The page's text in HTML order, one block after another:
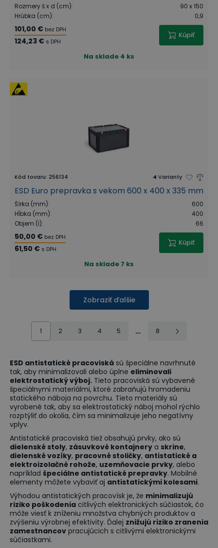
Rozmery š x d (cm):
90 x 150
Hrúbka (cm): 0,9
101,00 € bez DPH
124,23 € s DPH
Kúpiť
Na sklade 4 ks
Kód tovaru: 256134 4 Varianty
ESD Euro prepravka s vekom 600 x 400 x 335 mm
Šírka (mm):
600
Hĺbka (mm):
400
Objem (l): 66
50,00 € bez DPH
61,50 € s DPH
Kúpiť
Na sklade 7 ks
Zobraziť ďalšie
1 2 3 4 5 … 8
ESD antistatické pracoviská sú špeciálne navrhnuté
tak, aby minimalizovali alebo úplne eliminovali
elektrostatický výboj. Tieto pracoviská sú vybavené
špeciálnymi materiálmi, ktoré zabraňujú hromadeniu
statického náboja na povrchu. Tieto materiály sú
vyrobené tak, aby sa elektrostatický náboj mohol rýchlo
rozptýliť do okolia, čím sa minimalizuje jeho negatívny
vplyv.
Antistatické pracoviská tiež obsahujú prvky, ako sú
dielenské stoly, zásuvkové kontajnery a skrine,
dielenské vozíky, pracovné stoličky, antistatické a
elektroizolačné rohože, uzemňovacie prvky, alebo
napríklad špeciálne antistatické prepravky. Mobilné
elementy môžete vybaviť aj antistatickými kolesami.
Výhodou antistatických pracovísk je, že minimalizujú
riziko poškodenia citlivých elektronických súčiastok, čo
môže viesť k zníženiu množstva chybných produktov a
zvýšeniu výrobnej efektivity. Ďalej znižujú riziko zranenia
zamestnancov pracujúcich s citlivými elektronickými
súčiastkami.